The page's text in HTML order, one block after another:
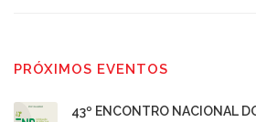
PRÓXIMOS EVENTOS
43º ENCONTRO NACIONAL